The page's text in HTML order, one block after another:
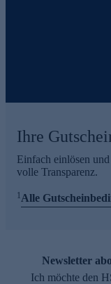
Ihre
Einfach einlösen
volle Transparenz.
1Alle
Newsletter
Ich möchte den